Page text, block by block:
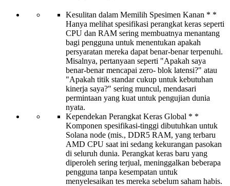
Kesulitan dalam Memilih Spesimen Kanan * *
Hanya melihat spesifikasi perangkat keras seperti
CPU dan RAM sering membuatnya menantang
bagi pengguna untuk menentukan apakah
persyaratan mereka dapat benar-benar terpenuhi.
Misalnya, pertanyaan seperti "Apakah saya
benar-benar mencapai zero- blok latensi?" atau
"Apakah titik standar cukup untuk kebutuhan
kinerja saya?" sering muncul, mendasari
permintaan yang kuat untuk pengujian dunia
nyata.
Kependekan Perangkat Keras Global * *
Komponen spesifikasi-tinggi dibutuhkan untuk
Solana node (mis., DDR5 RAM, yang terbaru
AMD CPU saat ini sedang kekurangan pasokan
di seluruh dunia. Perangkat keras baru yang
diperoleh sering terjual, meninggalkan beberapa
pengguna tanpa kesempatan untuk
menyelesaikan tes mereka sebelum saham habis.